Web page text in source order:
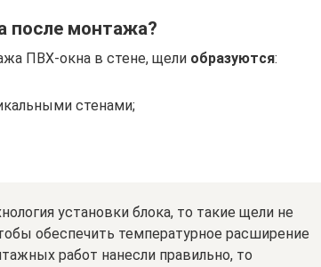
после монтажа?
ПВХ-окна в стене, щели образуются:
стенами;
установки блока, то такие щели не
обеспечить температурное расширение
работ нанесли правильно, то